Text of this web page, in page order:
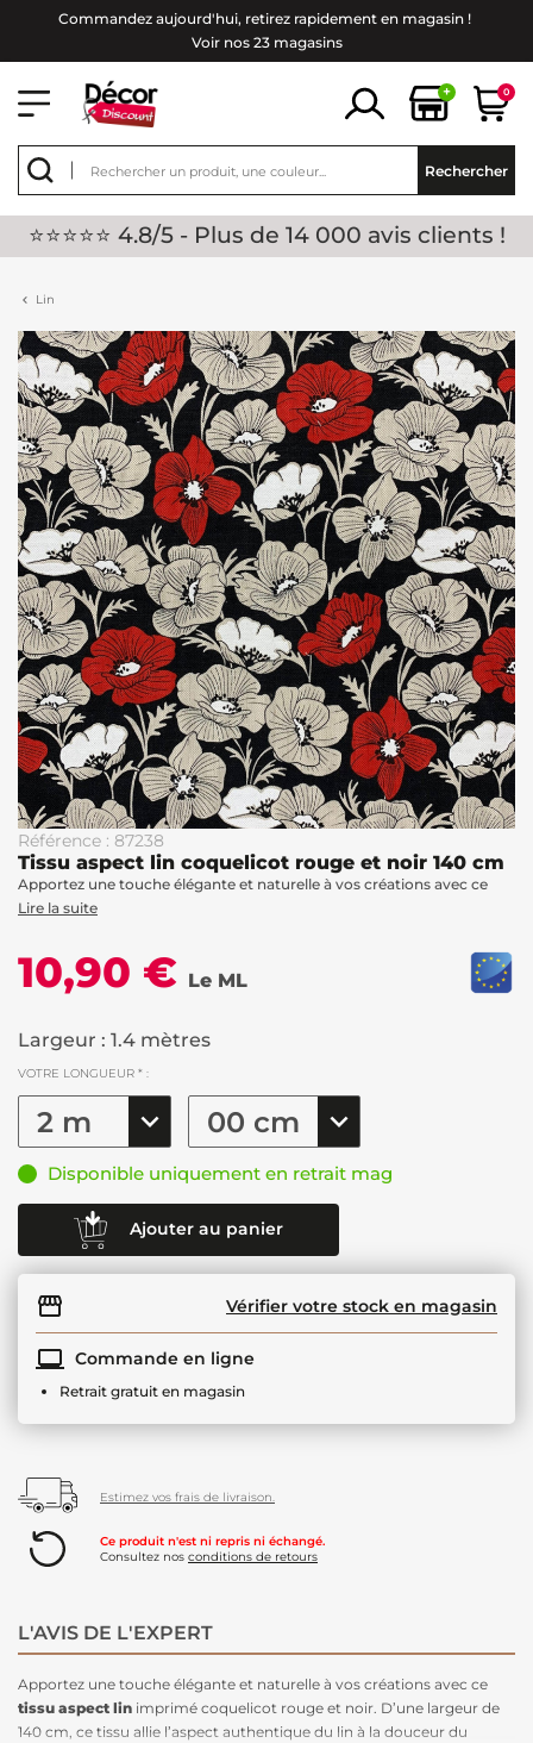
Commandez aujourd'hui, retirez rapidement en magasin !
Voir nos 23 magasins
+ 0
Rechercher
⭐⭐⭐⭐⭐ 4.8/5 - Plus de 14 000 avis clients !
Lin
Référence : 87238
Tissu aspect lin coquelicot rouge et noir 140 cm
Apportez une touche élégante et naturelle à vos créations avec ce
Lire la suite
10,90 € Le ML
Largeur : 1.4 mètres
VOTRE LONGUEUR * :
Disponible uniquement en retrait mag
Ajouter au panier
Vérifier votre stock en magasin
Commande en ligne
Retrait gratuit en magasin
Estimez vos frais de livraison.
Ce produit n'est ni repris ni échangé.
Consultez nos conditions de retours
L'AVIS DE L'EXPERT
Apportez une touche élégante et naturelle à vos créations avec ce
tissu aspect lin imprimé coquelicot rouge et noir. D’une largeur de
140 cm, ce tissu allie l’aspect authentique du lin à la douceur du